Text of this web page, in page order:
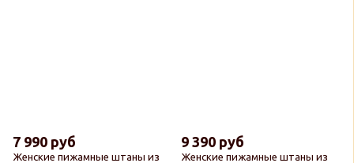
Женские пижамные штаны из
7 990 руб
Женские пижамные штаны из
9 390 руб